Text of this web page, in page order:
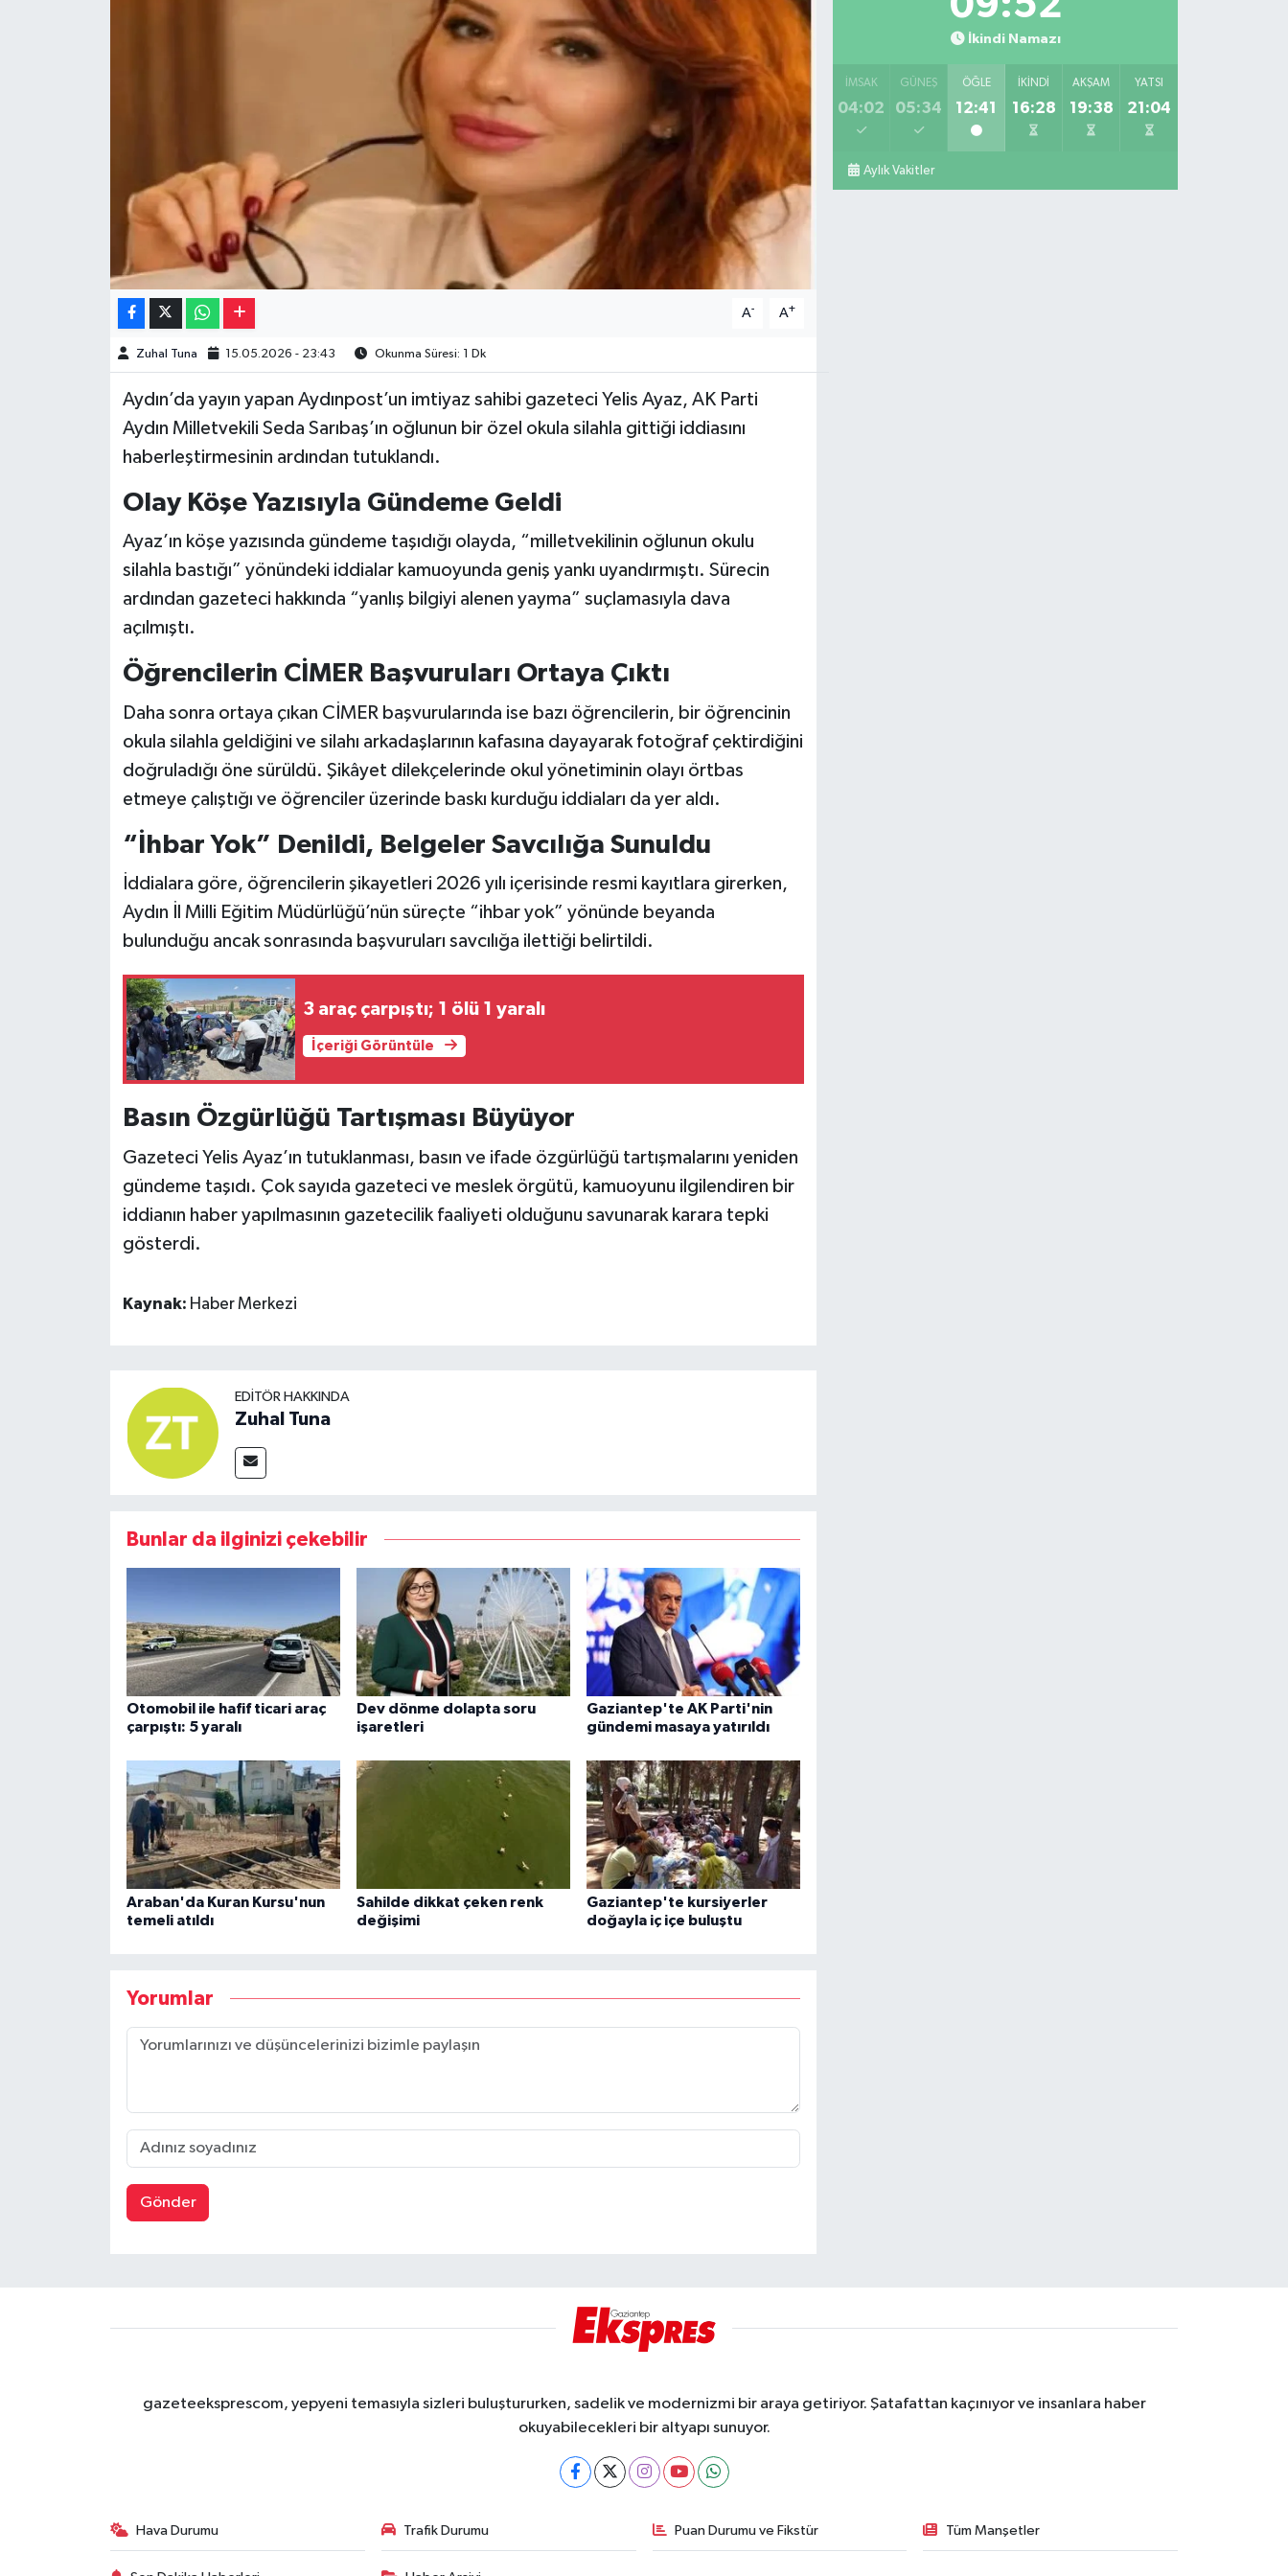
A- A+
Zuhal Tuna 15.05.2026 - 23:43 Okunma Süresi: 1 Dk
Aydın’da yayın yapan Aydınpost’un imtiyaz sahibi gazeteci Yelis Ayaz, AK Parti
Aydın Milletvekili Seda Sarıbaş’ın oğlunun bir özel okula silahla gittiği iddiasını
haberleştirmesinin ardından tutuklandı.
Olay Köşe Yazısıyla Gündeme Geldi
Ayaz’ın köşe yazısında gündeme taşıdığı olayda, “milletvekilinin oğlunun okulu
silahla bastığı” yönündeki iddialar kamuoyunda geniş yankı uyandırmıştı. Sürecin
ardından gazeteci hakkında “yanlış bilgiyi alenen yayma” suçlamasıyla dava
açılmıştı.
Öğrencilerin CİMER Başvuruları Ortaya Çıktı
Daha sonra ortaya çıkan CİMER başvurularında ise bazı öğrencilerin, bir öğrencinin
okula silahla geldiğini ve silahı arkadaşlarının kafasına dayayarak fotoğraf çektirdiğini
doğruladığı öne sürüldü. Şikâyet dilekçelerinde okul yönetiminin olayı örtbas
etmeye çalıştığı ve öğrenciler üzerinde baskı kurduğu iddiaları da yer aldı.
“İhbar Yok” Denildi, Belgeler Savcılığa Sunuldu
İddialara göre, öğrencilerin şikayetleri 2026 yılı içerisinde resmi kayıtlara girerken,
Aydın İl Milli Eğitim Müdürlüğü’nün süreçte “ihbar yok” yönünde beyanda
bulunduğu ancak sonrasında başvuruları savcılığa ilettiği belirtildi.
3 araç çarpıştı; 1 ölü 1 yaralı
İçeriği Görüntüle
Basın Özgürlüğü Tartışması Büyüyor
Gazeteci Yelis Ayaz’ın tutuklanması, basın ve ifade özgürlüğü tartışmalarını yeniden
gündeme taşıdı. Çok sayıda gazeteci ve meslek örgütü, kamuoyunu ilgilendiren bir
iddianın haber yapılmasının gazetecilik faaliyeti olduğunu savunarak karara tepki
gösterdi.
Kaynak: Haber Merkezi
EDITÖR HAKKINDA
Zuhal Tuna
Bunlar da ilginizi çekebilir
Otomobil ile hafif ticari araç
çarpıştı: 5 yaralı
Dev dönme dolapta soru
işaretleri
Gaziantep'te AK Parti'nin
gündemi masaya yatırıldı
Araban'da Kuran Kursu'nun
temeli atıldı
Sahilde dikkat çeken renk
değişimi
Gaziantep'te kursiyerler
doğayla iç içe buluştu
Yorumlar
Gönder
İkindi Namazı
İMSAK
04:02
GÜNEŞ
05:34
ÖĞLE
12:41
İKINDI
16:28
AKŞAM
19:38
YATSI
21:04
Aylık Vakitler
gazeteeksprescom, yepyeni temasıyla sizleri buluştururken, sadelik ve modernizmi bir araya getiriyor. Şatafattan kaçınıyor ve insanlara haber
okuyabilecekleri bir altyapı sunuyor.
Hava Durumu Trafik Durumu Puan Durumu ve Fikstür Tüm Manşetler
Sinemalar
Siyaset
Teknoloji
Yeme-İçme